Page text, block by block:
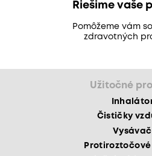
Riešime vaše
Pomôžeme vám
zdravotných
Užitočné
Čističky